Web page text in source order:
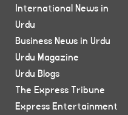
International News in
Urdu
Business News in Urdu
Urdu Magazine
Urdu Blogs
The Express Tribune
Express Entertainment